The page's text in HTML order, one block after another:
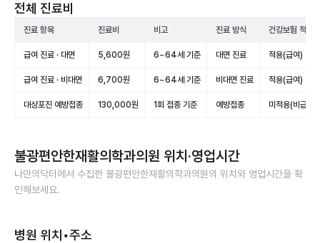
전체 진료비
진료 항목 진료비 비고 진료 방식 건강보험 적용
급여 진료 · 대면 5,600원 6~64세 기준 대면 진료 적용(급여)
급여 진료 · 비대면 6,700원 6~64세 기준 비대면 진료 적용(급여)
대상포진 예방접종 130,000원 1회 접종 기준 예방접종 미적용(비급여)
불광편안한재활의학과의원 위치·영업시간
나만의닥터에서 수집한 불광편안한재활의학과의원의 위치와 영업시간을 확
인해보세요.
병원 위치•주소